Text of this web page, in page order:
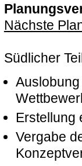
Nächste
Südlicher
Erstellung
Vergabe